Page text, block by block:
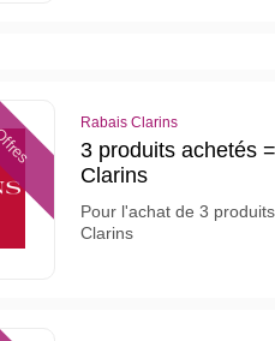
Rabais Clarins
3 produits achetés
Clarins
Pour l'achat de 3
Clarins